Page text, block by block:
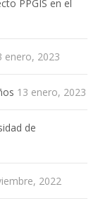
PPGIS en el
enero, 2023
13 enero, 2023
de
2022